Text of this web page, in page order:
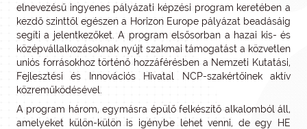
elnevezésű ingyenes pályázati képzési program keretében a
kezdő szinttől egészen a Horizon Europe pályázat beadásáig
segíti a jelentkezőket. A program elsősorban a hazai kis- és
középvállalkozásoknak nyújt szakmai támogatást a közvetlen
uniós forrásokhoz történő hozzáférésben a Nemzeti Kutatási,
Fejlesztési és Innovációs Hivatal NCP-szakértőinek aktív
közreműködésével.
A program három, egymásra épülő felkészítő alkalomból áll,
amelyeket külön-külön is igénybe lehet venni, de egy HE